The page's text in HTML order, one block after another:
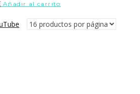
El
actual
Añadir al carrito